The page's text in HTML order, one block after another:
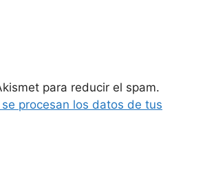
para reducir el spam.
procesan los datos de tus